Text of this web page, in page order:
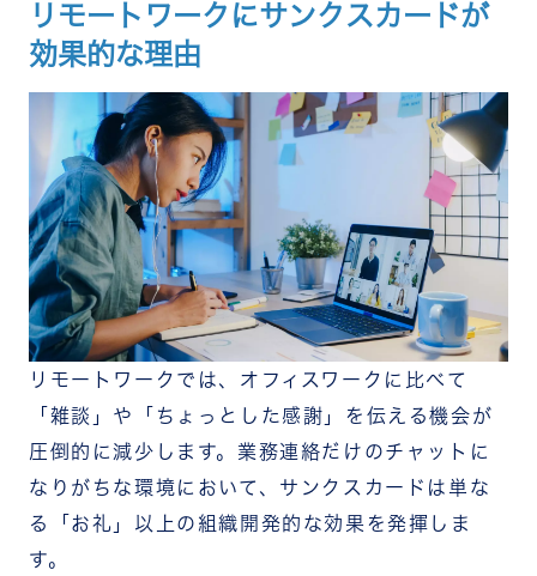
業務サポートへの感謝
アイデアや提案への称賛
気遣いや雰囲気作りへの感謝
サンクスカードを形骸化させない運用のコツ
マネジメント層やリーダーが率先して使う
ハードルを下げて「質より量」を重視する
定期的な振り返りと共有の場を作る
リモートワークに適したサンクスカードツール
「RECOG」
まとめ
リモートワークにサンクスカードが
効果的な理由
リモートワークでは、オフィスワークに比べて
「雑談」や「ちょっとした感謝」を伝える機会が
圧倒的に減少します。業務連絡だけのチャットに
なりがちな環境において、サンクスカードは単な
る「お礼」以上の組織開発的な効果を発揮しま
す。